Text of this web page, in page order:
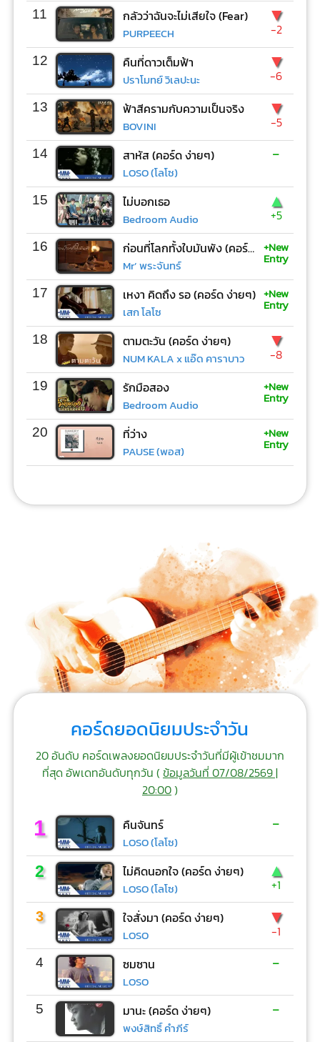
11 กลัวว่าฉันจะไม่เสียใจ (Fear)
PURPEECH
▼
-2
12 คืนที่ดาวเต็มฟ้า
ปราโมทย์ วิเลปะนะ
▼
-6
13 ฟ้าสีครามกับความเป็นจริง
BOVINI
▼
-5
14 สาหัส (คอร์ด ง่ายๆ)
LOSO (โลโซ)
-
15 ไม่บอกเธอ
Bedroom Audio
▲
+5
16 ก่อนที่โลกทั้งใบมันพัง (คอร์ด ง่ายๆ)
Mr’ พระจันทร์
+New
Entry
17 เหงา คิดถึง รอ (คอร์ด ง่ายๆ)
เสก โลโซ
+New
Entry
18 ตามตะวัน (คอร์ด ง่ายๆ)
NUM KALA x แอ๊ด คาราบาว
▼
-8
19 รักมือสอง
Bedroom Audio
+New
Entry
20 ที่ว่าง
PAUSE (พอส)
+New
Entry
คอร์ดยอดนิยมประจำวัน
20 อันดับ คอร์ดเพลงยอดนิยมประจำวันที่มีผู้เข้าชมมาก
ที่สุด อัพเดทอันดับทุกวัน (ข้อมูลวันที่ 07/08/2569 |
20:00)
1 คืนจันทร์
LOSO (โลโซ)
-
2 ไม่คิดนอกใจ (คอร์ด ง่ายๆ)
LOSO (โลโซ)
▲
+1
3 ใจสั่งมา (คอร์ด ง่ายๆ)
LOSO
▼
-1
4 ซมซาน
LOSO
-
5 มานะ (คอร์ด ง่ายๆ)
พงษ์สิทธิ์ คำภีร์
-